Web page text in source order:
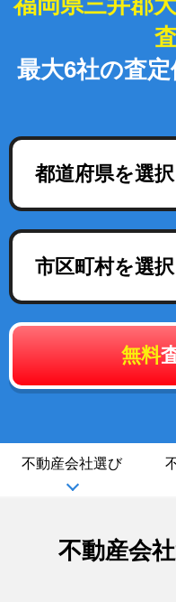
最大6社の査
都道府県を選択
市区町村を選択
無料
不動産会社選び
不動産会